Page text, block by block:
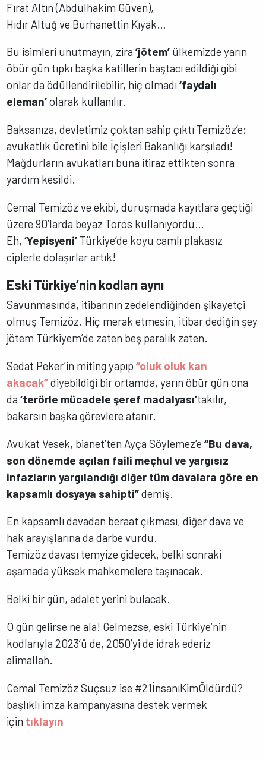
Fırat Altın (Abdulhakim Güven),
Hıdır Altuğ ve Burhanettin Kıyak…
Bu isimleri unutmayın, zira ‘jötem’ ülkemizde yarın
öbür gün tıpkı başka katillerin baştacı edildiği gibi
onlar da ödüllendirilebilir, hiç olmadı‘faydalı
eleman’olarak kullanılır.
Baksanıza, devletimiz çoktan sahip çıktı Temizöz’e;
avukatlık ücretini bile İçişleri Bakanlığı karşıladı!
Mağdurların avukatları buna itiraz ettikten sonra
yardım kesildi.
Cemal Temizöz ve ekibi, duruşmada kayıtlara geçtiği
üzere 90’larda beyaz Toros kullanıyordu…
Eh,‘Yepisyeni’ Türkiye’de koyu camlı plakasız
ciplerle dolaşırlar artık!
Eski Türkiye’nin kodları aynı
Savunmasında, itibarının zedelendiğinden şikayetçi
olmuş Temizöz. Hiç merak etmesin, itibar dediğin şey
jötem Türkiyem’de zaten beş paralık zaten.
Sedat Peker’in miting yapıp“oluk oluk kan
akacak”diyebildiği bir ortamda, yarın öbür gün ona
da‘terörle mücadele şeref madalyası’takılır,
bakarsın başka görevlere atanır.
Avukat Vesek, bianet’ten Ayça Söylemez’e“Bu dava,
son dönemde açılan faili meçhul ve yargısız
infazların yargılandığı diğer tüm davalara göre en
kapsamlı dosyaya sahipti”demiş.
En kapsamlı davadan beraat çıkması, diğer dava ve
hak arayışlarına da darbe vurdu.
Temizöz davası temyize gidecek, belki sonraki
aşamada yüksek mahkemelere taşınacak.
Belki bir gün, adalet yerini bulacak.
O gün gelirse ne ala! Gelmezse, eski Türkiye’nin
kodlarıyla 2023’ü de, 2050’yi de idrak ederiz
alimallah.
Cemal Temizöz Suçsuz ise #21İnsanıKimÖldürdü?
başlıklı imza kampanyasına destek vermek
için tıklayın